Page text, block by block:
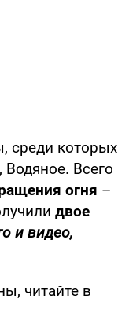
среди которых
Водяное. Всего
огня –
двое
и видео,
читайте в